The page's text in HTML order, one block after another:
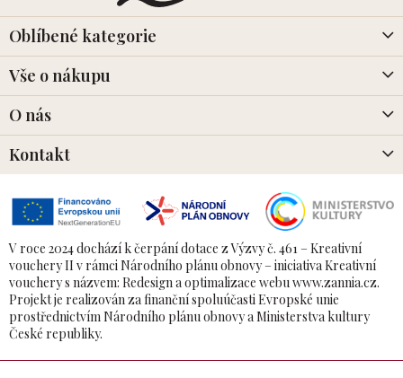
t
Oblíbené kategorie
Vše o nákupu
O nás
Kontakt
V roce 2024 dochází k čerpání dotace z Výzvy č. 461 – Kreativní
vouchery II v rámci Národního plánu obnovy – iniciativa Kreativní
vouchery s názvem: Redesign a optimalizace webu www.zannia.cz.
Projekt je realizován za finanční spoluúčasti Evropské unie
prostřednictvím Národního plánu obnovy a Ministerstva kultury
České republiky.